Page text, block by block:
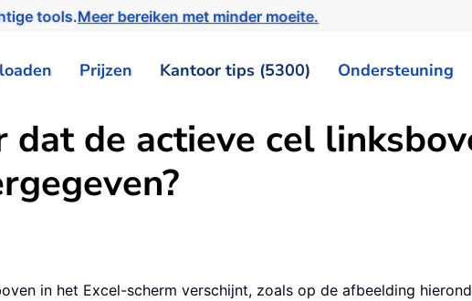
tools.Meer bereiken met minder moeite.
Prijzen Kantoor tips (5300) Ondersteuning
dat de actieve cel
in het Excel-scherm verschijnt, zoals op de afbeelding